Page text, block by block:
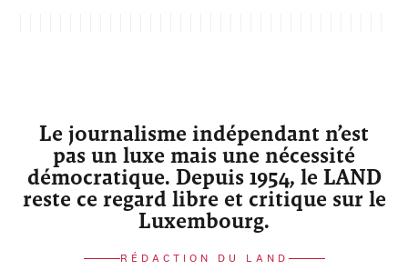
Le journalisme indépendant n’est
pas un luxe mais une nécessité
démocratique. Depuis 1954, le LAND
reste ce regard libre et critique sur le
Luxembourg.
RÉDACTION DU LAND